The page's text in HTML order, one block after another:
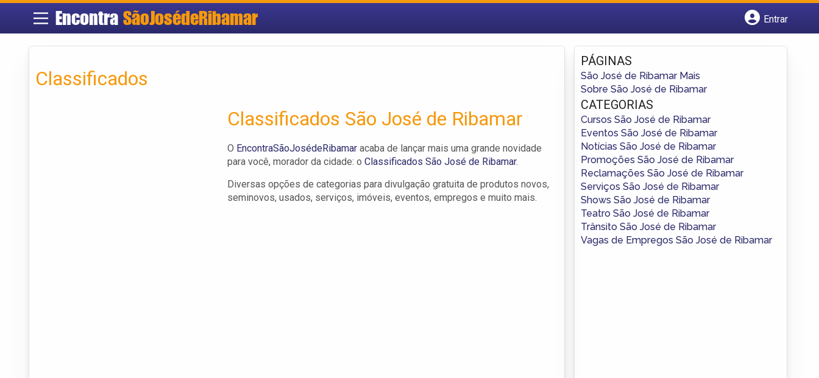
Encontra SãoJosédeRibamar
Entrar
Fazer login
Criar conta
Classificados
Classificados São José de Ribamar
O EncontraSãoJosédeRibamar acaba de lançar mais uma grande novidade
para você, morador da cidade: o Classificados São José de Ribamar.
Diversas opções de categorias para divulgação gratuita de produtos novos,
seminovos, usados, serviços, imóveis, eventos, empregos e muito mais.
PÁGINAS
São José de Ribamar Mais
Sobre São José de Ribamar
CATEGORIAS
Cursos São José de Ribamar
Eventos São José de Ribamar
Notícias São José de Ribamar
Promoções São José de Ribamar
Reclamações São José de Ribamar
Serviços São José de Ribamar
Shows São José de Ribamar
Teatro São José de Ribamar
Trânsito São José de Ribamar
Vagas de Empregos São José de Ribamar